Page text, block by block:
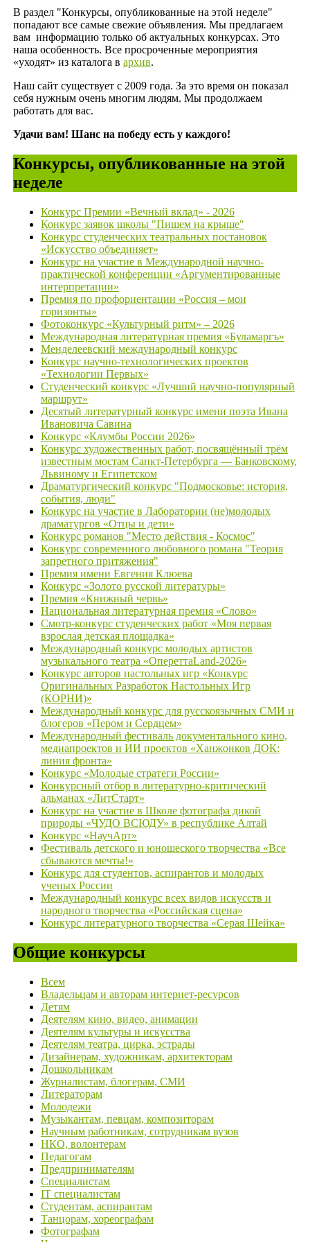
В раздел "Конкурсы, опубликованные на этой неделе"
попадают все самые свежие объявления. Мы предлагаем
вам информацию только об актуальных конкурсах. Это
наша особенность. Все просроченные мероприятия
«уходят» из каталога в архив.
Наш сайт существует с 2009 года. За это время он показал
себя нужным очень многим людям. Мы продолжаем
работать для вас.
Удачи вам! Шанс на победу есть у каждого!
Конкурсы, опубликованные на этой
неделе
Конкурс Премии «Вечный вклад» - 2026
Конкурс заявок школы "Пишем на крыше"
Конкурс студенческих театральных постановок
«Искусство объединяет»
Конкурс на участие в Международной научно-
практической конференции «Аргументированные
интерпретации»
Премия по профориентации «Россия – мои
горизонты»
Фотоконкурс «Культурный ритм» – 2026
Международная литературная премия «Буламаргъ»
Менделеевский международный конкурс
Конкурс научно-технологических проектов
«Технологии Первых»
Студенческий конкурс «Лучший научно-популярный
маршрут»
Десятый литературный конкурс имени поэта Ивана
Ивановича Савина
Конкурс «Клумбы России 2026»
Конкурс художественных работ, посвящённый трём
известным мостам Санкт-Петербурга — Банковскому,
Львиному и Египетском
Драматургический конкурс "Подмосковье: история,
события, люди"
Конкурс на участие в Лаборатории (не)молодых
драматургов «Отцы и дети»
Конкурс романов "Место действия - Космос"
Конкурс современного любовного романа "Теория
запретного притяжения"
Премия имени Евгения Клюева
Конкурс «Золото русской литературы»
Премия «Книжный червь»
Национальная литературная премия «Слово»
Смотр-конкурс студенческих работ «Моя первая
взрослая детская площадка»
Международный конкурс молодых артистов
музыкального театра «ОпереттаLand-2026»
Конкурс авторов настольных игр «Конкурс
Оригинальных Разработок Настольных Игр
(КОРНИ)»
Международный конкурс для русскоязычных СМИ и
блогеров «Пером и Сердцем»
Международный фестиваль документального кино,
медиапроектов и ИИ проектов «Ханжонков ДОК:
линия фронта»
Конкурс «Молодые стратеги России»
Конкурсный отбор в литературно-критический
альманах «ЛитСтарт»
Конкурс на участие в Школе фотографа дикой
природы «ЧУДО ВСЮДУ» в республике Алтай
Конкурс «НаучАрт»
Фестиваль детского и юношеского творчества «Все
сбываются мечты!»
Конкурс для студентов, аспирантов и молодых
ученых России
Международный конкурс всех видов искусств и
народного творчества «Российская сцена»
Конкурс литературного творчества «Серая Шейка»
Общие конкурсы
Всем
Владельцам и авторам интернет-ресурсов
Детям
Деятелям кино, видео, анимации
Деятелям культуры и искусства
Деятелям театра, цирка, эстрады
Дизайнерам, художникам, архитекторам
Дошкольникам
Журналистам, блогерам, СМИ
Литераторам
Молодежи
Музыкантам, певцам, композиторам
Научным работникам, сотрудникам вузов
НКО, волонтерам
Педагогам
Предпринимателям
Специалистам
IT специалистам
Студентам, аспирантам
Танцорам, хореографам
Фотографам